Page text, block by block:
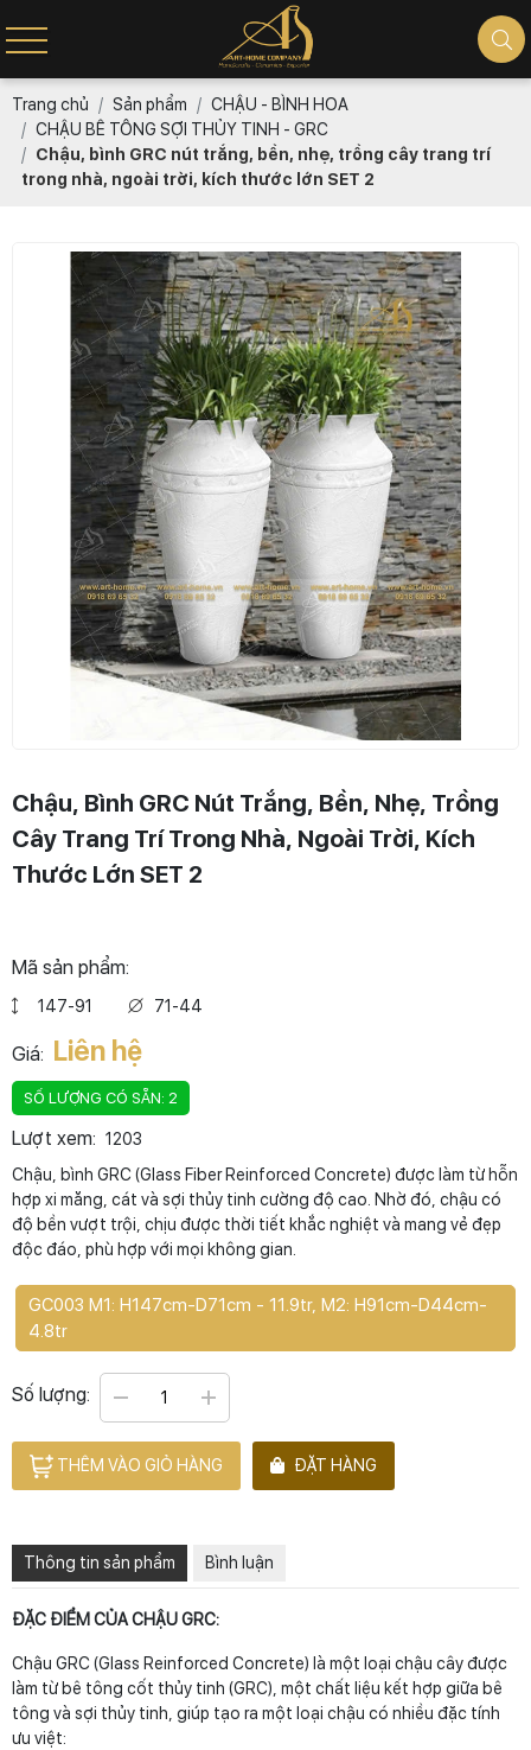
Trang chủ Sản phẩm
CHẬU - BÌNH HOA
CHẬU BÊ TÔNG SỢI THỦY TINH - GRC
Chậu, bình GRC nút trắng, bền, nhẹ, trồng cây trang trí
trong nhà, ngoài trời, kích thước lớn SET 2
Chậu, Bình GRC Nút Trắng, Bền, Nhẹ, Trồng
Cây Trang Trí Trong Nhà, Ngoài Trời, Kích
Thước Lớn SET 2
Mã sản phẩm:
147-91 71-44
Giá: Liên hệ
SỐ LƯỢNG CÓ SẴN: 2
Lượt xem: 1203
Chậu, bình GRC (Glass Fiber Reinforced Concrete) được làm từ hỗn
hợp xi măng, cát và sợi thủy tinh cường độ cao. Nhờ đó, chậu có
độ bền vượt trội, chịu được thời tiết khắc nghiệt và mang vẻ đẹp
độc đáo, phù hợp với mọi không gian.
GC003 M1: H147cm-D71cm - 11.9tr, M2: H91cm-D44cm-
4.8tr
Số lượng:
THÊM VÀO GIỎ HÀNG ĐẶT HÀNG
Thông tin sản phẩm Bình luận
ĐẶC ĐIỂM CỦA CHẬU GRC:
Chậu GRC (Glass Reinforced Concrete) là một loại chậu cây được
làm từ bê tông cốt thủy tinh (GRC), một chất liệu kết hợp giữa bê
tông và sợi thủy tinh, giúp tạo ra một loại chậu có nhiều đặc tính
ưu việt: